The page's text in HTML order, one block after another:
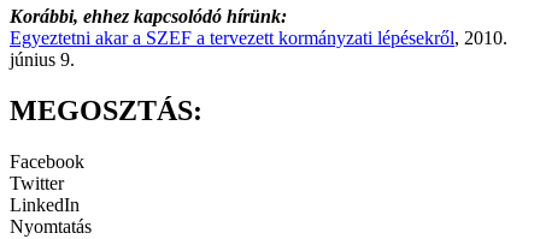
Korábbi, ehhez kapcsolódó hírünk:
Egyeztetni akar a SZEF a tervezett kormányzati lépésekről, 2010.
június 9.
MEGOSZTÁS:
Facebook
Twitter
LinkedIn
Nyomtatás